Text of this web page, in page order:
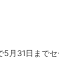
31日までセ